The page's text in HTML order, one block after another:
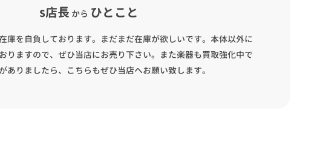
s店長 から ひとこと
庫を自負しております。まだまだ在庫が欲しいです。本体以外に
りますので、ぜひ当店にお売り下さい。また楽器も買取強化中で
ありましたら、こちらもぜひ当店へお願い致します。